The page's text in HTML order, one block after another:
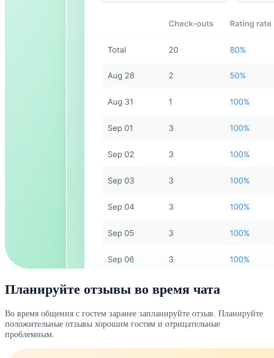
Планируйте отзывы во время чата
Во время общения с гостем заранее запланируйте отзыв. Планируйте
положительные отзывы хорошим гостям и отрицательные
проблемным.